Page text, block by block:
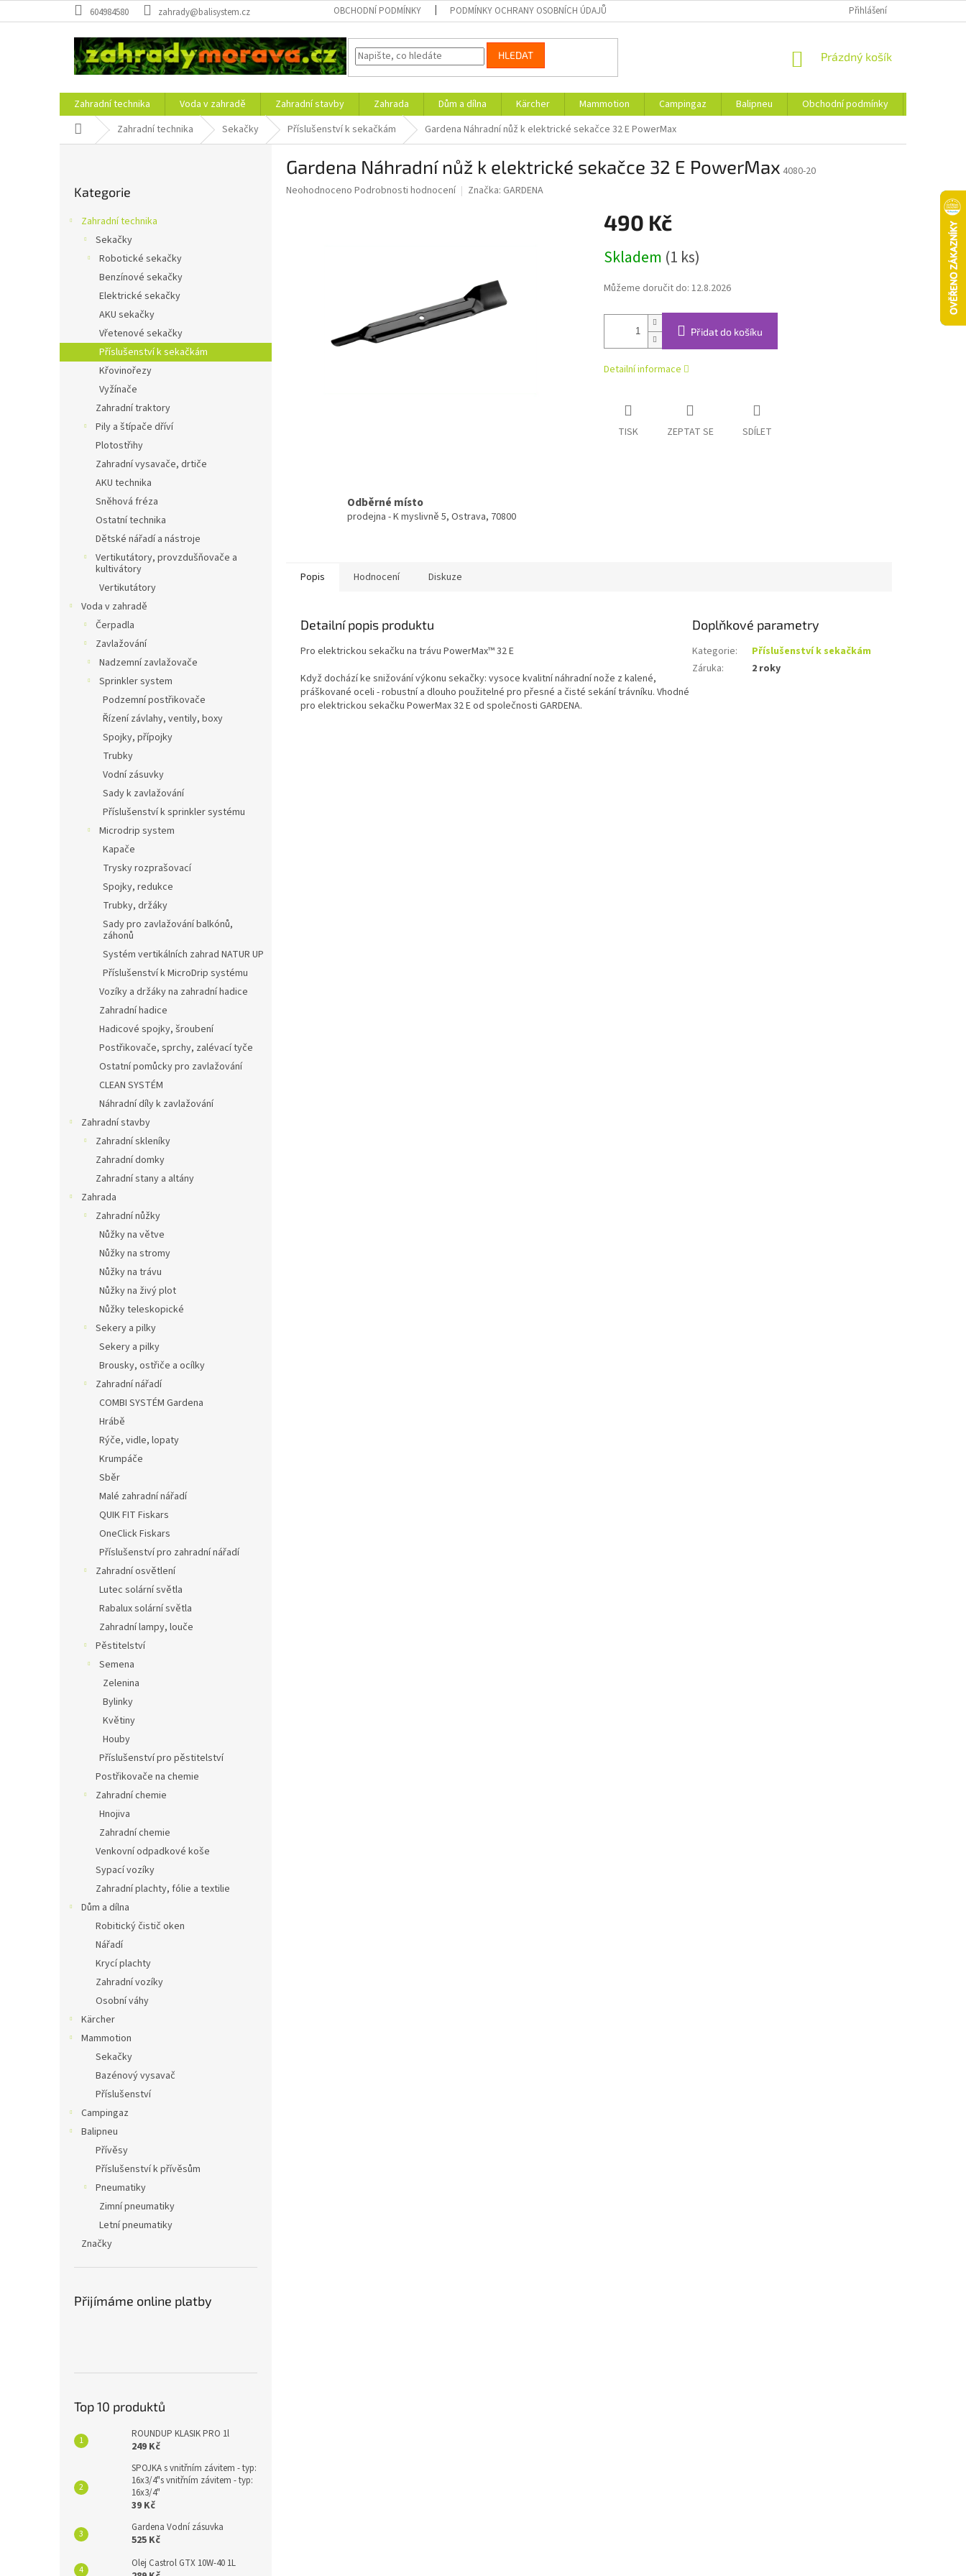
na
604984580 zahrady@balisystem.cz OBCHODNÍ PODMÍNKY PODMÍNKY OCHRANY OSOBNÍCH ÚDAJŮ Přihlášení
HLEDAT
NÁKUPNÍ
Prázdný košík
Zahradní technika Voda v zahradě Zahradní stavby Zahrada Dům a dílna Kärcher Mammotion Campingaz Balipneu Obchodní podmínky
Domů Zahradní technika Sekačky Příslušenství k sekačkám Gardena Náhradní nůž k elektrické sekačce 32 E PowerMax
e
l
kategorie
Kategorie
Zahradní technika
Sekačky
Robotické sekačky
Benzínové sekačky
Elektrické sekačky
AKU sekačky
Vřetenové sekačky
Příslušenství k sekačkám
Křovinořezy
Vyžínače
Zahradní traktory
Pily a štípače dříví
Plotostřihy
Zahradní vysavače, drtiče
AKU technika
Sněhová fréza
Ostatní technika
Dětské nářadí a nástroje
Vertikutátory, provzdušňovače a
kultivátory
Vertikutátory
Voda v zahradě
Čerpadla
Zavlažování
Nadzemní zavlažovače
Sprinkler system
Podzemní postřikovače
Řízení závlahy, ventily, boxy
Spojky, přípojky
Trubky
Vodní zásuvky
Sady k zavlažování
Příslušenství k sprinkler systému
Microdrip system
Kapače
Trysky rozprašovací
Spojky, redukce
Trubky, držáky
Sady pro zavlažování balkónů,
záhonů
Systém vertikálních zahrad NATUR UP
Příslušenství k MicroDrip systému
Vozíky a držáky na zahradní hadice
Zahradní hadice
Hadicové spojky, šroubení
Postřikovače, sprchy, zalévací tyče
Ostatní pomůcky pro zavlažování
CLEAN SYSTÉM
Náhradní díly k zavlažování
Zahradní stavby
Zahradní skleníky
Zahradní domky
Zahradní stany a altány
Zahrada
Zahradní nůžky
Nůžky na větve
Nůžky na stromy
Nůžky na trávu
Nůžky na živý plot
Nůžky teleskopické
Sekery a pilky
Sekery a pilky
Brousky, ostřiče a ocílky
Zahradní nářadí
COMBI SYSTÉM Gardena
Hrábě
Rýče, vidle, lopaty
Krumpáče
Sběr
Malé zahradní nářadí
QUIK FIT Fiskars
OneClick Fiskars
Příslušenství pro zahradní nářadí
Zahradní osvětlení
Lutec solární světla
Rabalux solární světla
Zahradní lampy, louče
Pěstitelství
Semena
Zelenina
Bylinky
Květiny
Houby
Příslušenství pro pěstitelství
Postřikovače na chemie
Zahradní chemie
Hnojiva
Zahradní chemie
Venkovní odpadkové koše
Sypací vozíky
Zahradní plachty, fólie a textilie
Dům a dílna
Robitický čistič oken
Nářadí
Krycí plachty
Zahradní vozíky
Osobní váhy
Kärcher
Mammotion
Sekačky
Bazénový vysavač
Příslušenství
Campingaz
Balipneu
Přívěsy
Příslušenství k přívěsům
Pneumatiky
Zimní pneumatiky
Letní pneumatiky
Značky
Přijímáme online platby
Top 10 produktů
ROUNDUP KLASIK PRO 1l
249 Kč
SPOJKA s vnitřním závitem - typ:
16x3/4"s vnitřním závitem - typ:
16x3/4"
39 Kč
Gardena Vodní zásuvka
525 Kč
Olej Castrol GTX 10W-40 1L
Gardena Náhradní nůž k elektrické sekačce 32 E PowerMax 4080-20
Průměrné
Neohodnoceno Podrobnosti hodnocení Značka: GARDENA
490 Kč
cena:
Skladem (1 ks)
Můžeme doručit do: 12.8.2026
Přidat do košíku
Detailní informace
TISK ZEPTAT SE SDÍLET
Odběrné místo
prodejna - K myslivně 5, Ostrava, 70800
Popis Hodnocení Diskuze
Detailní popis produktu
Pro elektrickou sekačku na trávu PowerMax™ 32 E
Když dochází ke snižování výkonu sekačky: vysoce kvalitní náhradní nože z kalené,
práškované oceli - robustní a dlouho použitelné pro přesné a čisté sekání trávníku. Vhodné
pro elektrickou sekačku PowerMax 32 E od společnosti GARDENA.
Doplňkové parametry
Kategorie:
Příslušenství k sekačkám
Záruka: 2 roky